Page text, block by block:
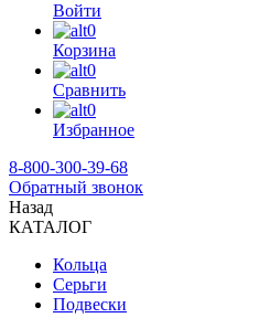
Войти
0
Корзина
0
Сравнить
0
Избранное
8-800-300-39-68
Обратный звонок
Назад
КАТАЛОГ
Кольца
Серьги
Подвески